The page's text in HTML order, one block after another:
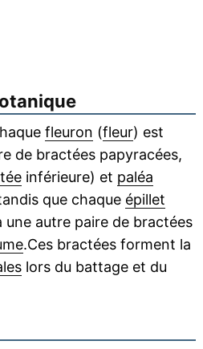
fleuron (fleur) est
de bractées papyracées,
inférieure) et paléa
que chaque épillet
autre paire de bractées
.Ces bractées forment la
lors du battage et du